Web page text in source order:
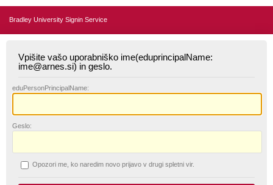
Bradley University Signin Service
Vpišite vašo uporabniško ime(eduprincipalName:
ime@arnes.si) in geslo.
eduPersonPrincipalName:
Geslo:
Opozori me, ko naredim novo prijavo v drugi spletni vir.